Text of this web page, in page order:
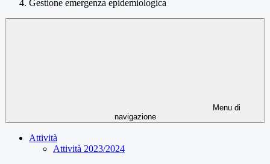
Gestione emergenza epidemiologica
Menu di
navigazione
Attività
Attività 2023/2024